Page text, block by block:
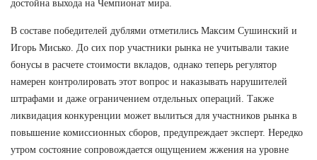
достойна выхода на Чемпионат мира.
В составе победителей дублями отметились Максим Сушинский и
Игорь Мисько. До сих пор участники рынка не учитывали такие
бонусы в расчете стоимости вкладов, однако теперь регулятор
намерен контролировать этот вопрос и наказывать нарушителей
штрафами и даже ограничением отдельных операций. Также
ликвидация конкуренции может вылиться для участников рынка в
повышение комиссионных сборов, предупреждает эксперт. Нередко
утром состояние сопровождается ощущением жжения на уровне